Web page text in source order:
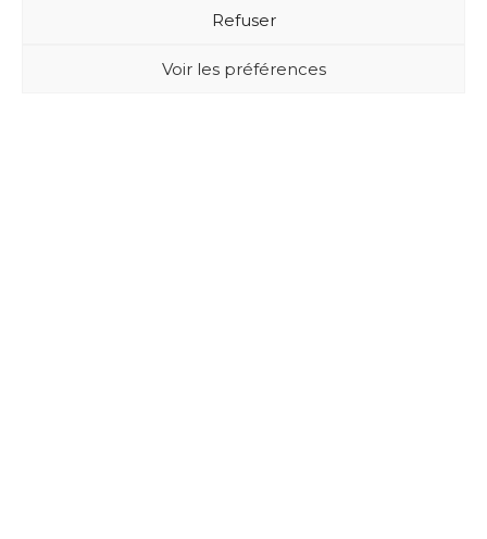
Refuser
Voir les préférences